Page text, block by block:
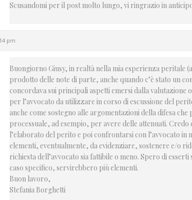
Scusandomi per il post molto lungo, vi ringrazio in
pm
Buongiorno Giusy, in realtà nella mia esperienza peritale
prodotto delle note di parte, anche quando c’è stato un
concordava sui principali aspetti emersi dalla valutazione
per l’avvocato da utilizzare in corso di escussione del
anche come sostegno alle argomentazioni della difesa
processuale, ad esempio, per avere delle attenuati.
l’elaborato del perito e poi confrontarsi con l’avvocato
elementi, eventualmente, da evidenziare, sostenere e/o
richiesta dell’avvocato sia fattibile o meno. Spero di
caso specifico, servirebbero più elementi.
Buon lavoro,
Stefania Borghetti